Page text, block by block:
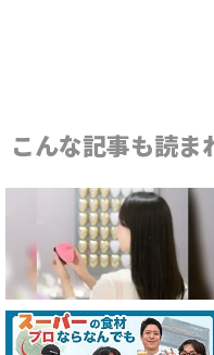
こんな記事も読ま